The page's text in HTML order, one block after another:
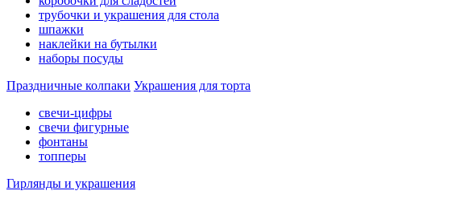
трубочки и украшения для стола
шпажки
наклейки на бутылки
наборы посуды
Праздничные колпаки Украшения для торта
свечи-цифры
свечи фигурные
фонтаны
топперы
Гирлянды и украшения